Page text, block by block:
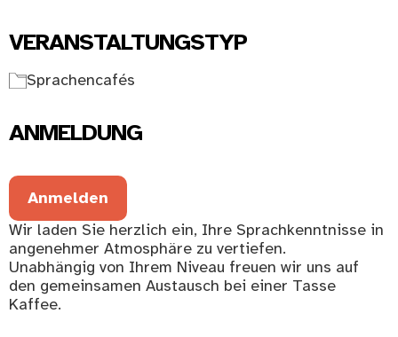
VERANSTALTUNGSTYP
Sprachencafés
ANMELDUNG
Anmelden
Wir laden Sie herzlich ein, Ihre Sprachkenntnisse in
angenehmer Atmosphäre zu vertiefen.
Unabhängig von Ihrem Niveau freuen wir uns auf
den gemeinsamen Austausch bei einer Tasse
Kaffee.